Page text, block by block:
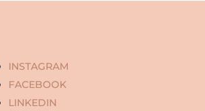
INSTAGRAM
FACEBOOK
LINKEDIN